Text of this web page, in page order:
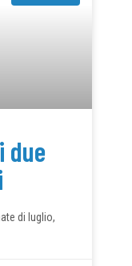
due
di luglio,